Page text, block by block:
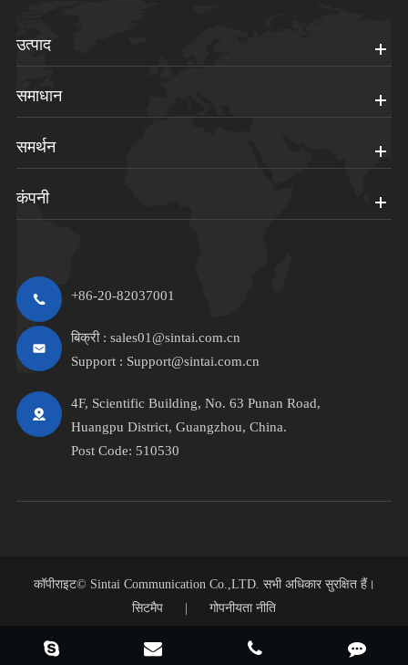
उत्पाद
समाधान
समर्थन
कंपनी
+86-20-82037001
बिक्री : sales01@sintai.com.cn
Support : Support@sintai.com.cn
4F, Scientific Building, No. 63 Punan Road,
Huangpu District, Guangzhou, China.
Post Code: 510530
कॉपीराइट© Sintai Communication Co.,LTD. सभी अधिकार सुरक्षित हैं।
सिटमैप
गोपनीयता नीति